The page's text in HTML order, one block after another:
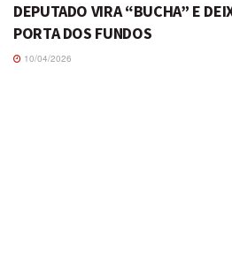
DEPUTADO VIRA “BUCHA” E
PORTA DOS FUNDOS
10/04/2026